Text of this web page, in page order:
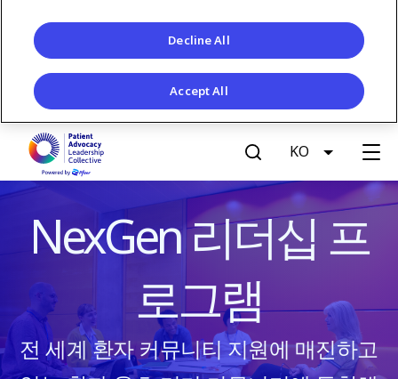
i
p
c
o
G
e
t
A
c
KO List
NexGen 리더십 프
로그램
전 세계 환자 커뮤니티 지원에 매진하고
Decline All
Accept All